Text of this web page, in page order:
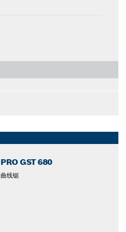
PRO GST 680
曲线锯